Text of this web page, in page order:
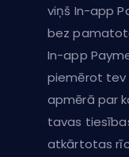
viņš In-app
bez
In-app
piemērot tev
apmērā par
tavas
atkārtotas